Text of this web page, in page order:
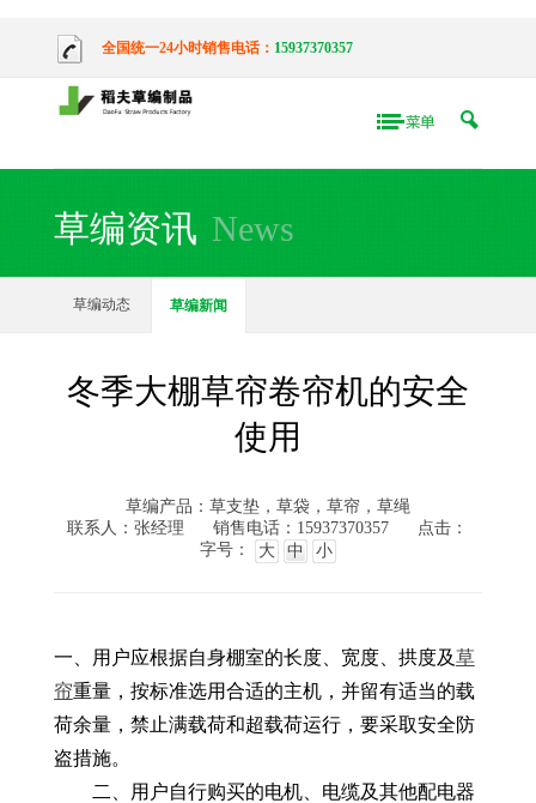
全国统一24小时销售电话： 15937370357
草编资讯 News
草编动态 草编新闻
冬季大棚草帘卷帘机的安全
使用
草编产品：草支垫，草袋，草帘，草绳
联系人：张经理
销售电话：15937370357
点击：
字号：
大 中 小
一、用户应根据自身棚室的长度、宽度、拱度及草
帘重量，按标准选用合适的主机，并留有适当的载
荷余量，禁止满载荷和超载荷运行，要采取安全防
盗措施。
二、用户自行购买的电机、电缆及其他配电器